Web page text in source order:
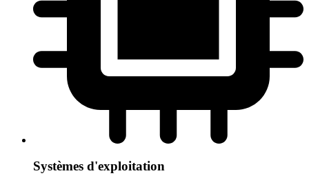
Systèmes d'exploitation